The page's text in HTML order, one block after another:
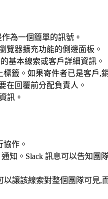
為一個簡單的訊號。
基本線索或客戶詳細資訊。
籤。如果寄件者已是客
在回覆前分配負責人。
訊。
作。
知。Slack 訊息可以告知
讓該線索對整個團隊可見,